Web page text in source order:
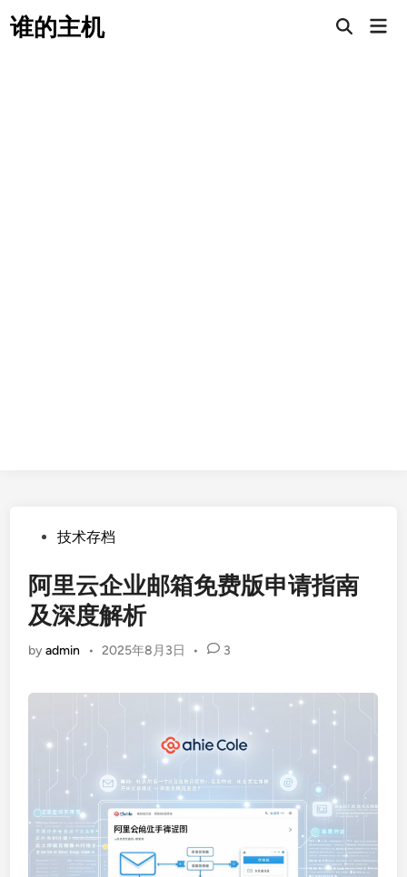
to谁的主机
Open
Posted技术存档
阿里云企业邮箱免费版申请指南
及深度解析
byadmin • 2025年8月3日 • 3